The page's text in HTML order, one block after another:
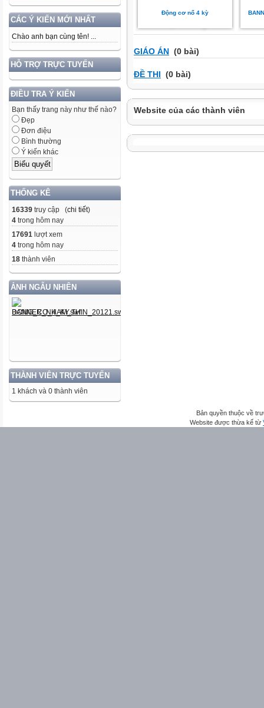
CÁC Ý KIẾN MỚI NHẤT
Chào anh bạn cùng tên! ...
HỖ TRỢ TRỰC TUYẾN
ĐIỀU TRA Ý KIẾN
Bạn thấy trang này như thế nào?
Đẹp
Đơn điệu
Bình thường
Ý kiến khác
THỐNG KÊ
16339 truy cập (chi tiết)
4 trong hôm nay
17691 lượt xem
4 trong hôm nay
18 thành viên
ẢNH NGẪU NHIÊN
THÀNH VIÊN TRỰC TUYẾN
1 khách và 0 thành viên
Động cơ nổ 4 kỳ
GIÁO ÁN (0 bài)
ĐỀ THI (0 bài)
Website của các thành viên
Bản quyền thuộc về
Website được thừa kế từ